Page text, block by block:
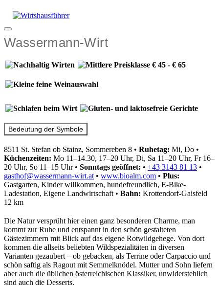
Inhalt
Menü
Wassermann-Wirt
Bedeutung der Symbole
8511 St. Stefan ob Stainz, Sommereben 8 • Ruhetag: Mi, Do •
Küchenzeiten: Mo 11–14.30, 17–20 Uhr, Di, Sa 11–20 Uhr, Fr 16–
20 Uhr, So 11–15 Uhr• Sonntags geöffnet: • +43 3143 81 13 •
gasthof@wassermann-wirt.at • www.bioalm.com • Plus:
Gastgarten, Kinder willkommen, hundefreundlich, E-Bike-
Ladestation, Eigene Landwirtschaft • Bahn: Krottendorf-Gaisfeld
12 km
Die Natur versprüht hier einen ganz besonderen Charme, man
kommt zur Ruhe und entspannt in den schön gestalteten
Gästezimmern mit Blick auf das eigene Rotwildgehege. Von dort
kommen die allseits beliebten Wildspezialitäten in diversen
Varianten gezaubert – ob gebacken, als Terrine oder Carpaccio und
schön saftig als Ragout mit Semmelknödel. Mutter und Sohn liefern
aber auch die üblichen österreichischen Klassiker, unwiderstehlich
sind auch die Desserts.